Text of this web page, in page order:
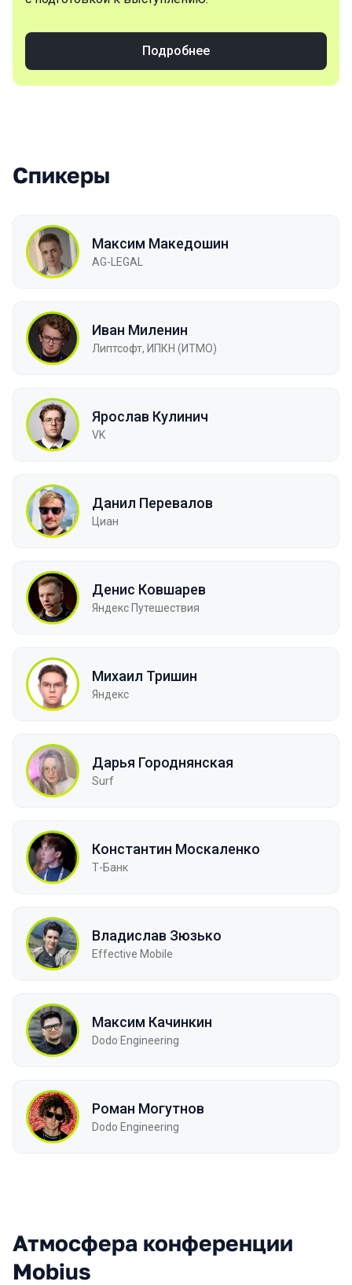
Подробнее
Спикеры
Максим Македошин
AG-LEGAL
Иван Миленин
Липтсофт, ИПКН (ИТМО)
Ярослав Кулинич
VK
Данил Перевалов
Циан
Денис Ковшарев
Яндекс Путешествия
Михаил Тришин
Яндекс
Дарья Городнянская
Surf
Константин Москаленко
Т-Банк
Владислав Зюзько
Effective Mobile
Максим Качинкин
Dodo Engineering
Роман Могутнов
Dodo Engineering
Атмосфера конференции
Mobius